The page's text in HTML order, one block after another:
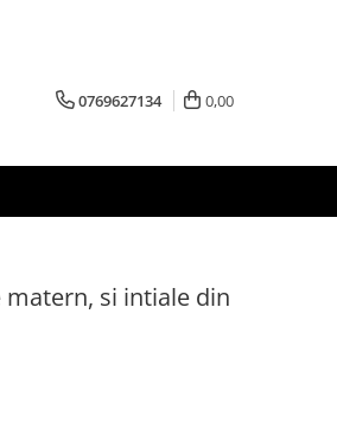
0769627134 0,00
si intiale din